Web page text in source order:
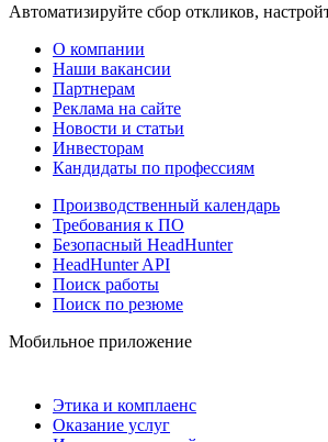
Автоматизируйте сбор откликов,
О компании
Наши вакансии
Партнерам
Реклама на сайте
Новости и статьи
Инвесторам
Кандидаты по профессиям
Производственный календарь
Требования к ПО
Безопасный HeadHunter
HeadHunter API
Поиск работы
Поиск по резюме
Мобильное приложение
Этика и комплаенс
Оказание услуг